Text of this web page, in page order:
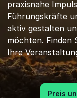
praxisnahe
Führungskräfte
aktiv gestalten
möchten. Finden
Ihre
Preis